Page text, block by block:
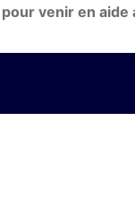
venir en